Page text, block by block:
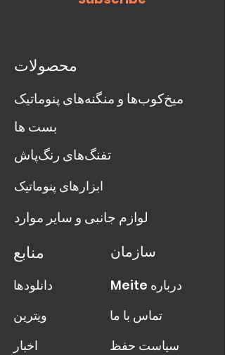
محصولات
میخ‌کوب‌ها و منگنه‌های پنوماتیک
بست ها
تفنگ‌های رنگ‌پاش
ابزارهای پنوماتیک
لوازم جانبی و سایر موارد
منابع
دانلودها
ویترین
اخبار
سازمان
Meite درباره
تماس با ما
سیاست حفظ